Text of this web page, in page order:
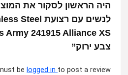
היה הראשון לסקור את
צבע ירוק”
be logged in to post a review.